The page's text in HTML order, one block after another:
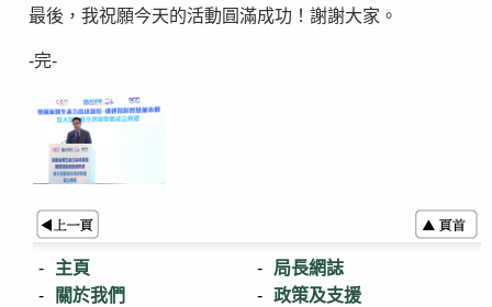
最後，我祝願今天的活動圓滿成功！謝謝大家。
-完-
主頁
關於我們
局長網誌
政策及支援